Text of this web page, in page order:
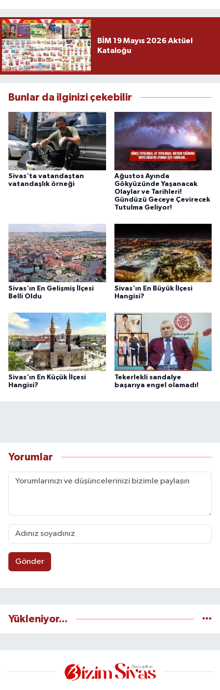
BİM 19 Mayıs 2026 Aktüel
Kataloğu
Bunlar da ilginizi çekebilir
Sivas'ta vatandaştan
vatandaşlık örneği
Ağustos Ayında
Gökyüzünde Yaşanacak
Olaylar ve Tarihleri!
Gündüzü Geceye Çevirecek
Tutulma Geliyor!
Sivas'ın En Gelişmiş İlçesi
Belli Oldu
Sivas'ın En Büyük İlçesi
Hangisi?
Sivas'ın En Küçük İlçesi
Hangisi?
Tekerlekli sandalye
başarıya engel olamadı!
Yorumlar
Gönder
Yükleniyor...